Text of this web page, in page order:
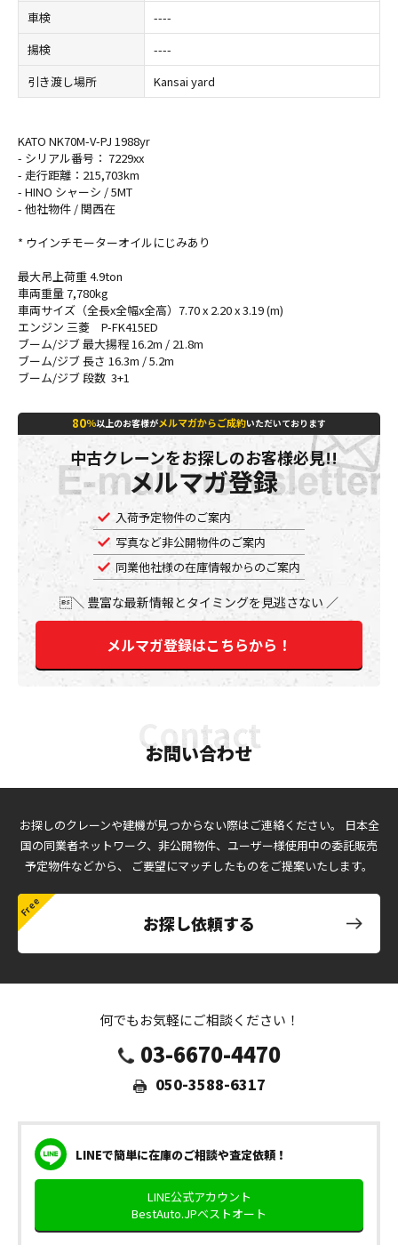
車検
----
揚検
----
引き渡し場所
Kansai yard
KATO NK70M-V-PJ 1988yr
- シリアル番号： 7229xx
- 走行距離：215,703km
- HINO シャーシ / 5MT
- 他社物件 / 関西在
* ウインチモーターオイルにじみあり
最大吊上荷重 4.9ton
車両重量 7,780kg
車両サイズ（全長x全幅x全高）7.70 x 2.20 x 3.19 (m)
エンジン 三菱 P-FK415ED
ブーム/ジブ 最大揚程 16.2m / 21.8m
ブーム/ジブ 長さ 16.3m / 5.2m
ブーム/ジブ 段数 3+1
80％以上のお客様がメルマガからご成約いただいております
中古クレーンをお探しのお客様必見!!
メルマガ登録
入荷予定物件のご案内
写真など非公開物件のご案内
同業他社様の在庫情報からのご案内
豊富な最新情報とタイミングを見逃さない
メルマガ登録はこちらから！
お問い合わせ
お探しのクレーンや建機が見つからない際はご連絡ください。
日本全
国の同業者ネットワーク、非公開物件、ユーザー様使用中の委託販売
予定物件などから、
ご要望にマッチしたものをご提案いたします。
お探し依頼する
何でもお気軽にご相談ください！
03-6670-4470
050-3588-6317
LINEで簡単に在庫のご相談や査定依頼！
LINE公式アカウント
BestAuto.JPベストオート